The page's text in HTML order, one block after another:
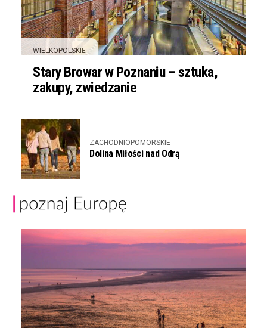
WIELKOPOLSKIE
Stary Browar w Poznaniu – sztuka,
zakupy, zwiedzanie
ZACHODNIOPOMORSKIE
Dolina Miłości nad Odrą